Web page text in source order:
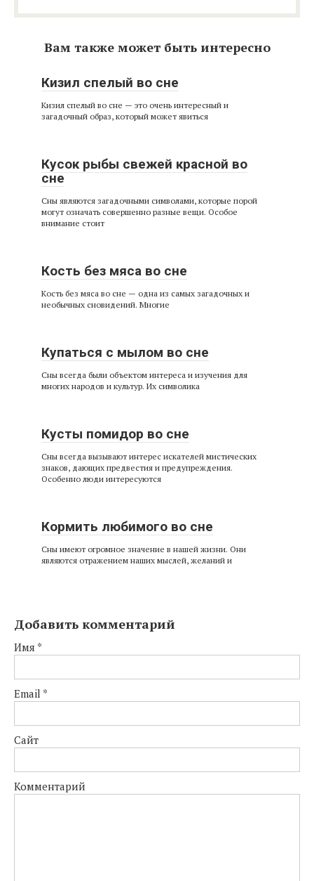
Вам также может быть интересно
Кизил спелый во сне
Кизил спелый во сне — это очень интересный и
загадочный образ, который может явиться
Кусок рыбы свежей красной во
сне
Сны являются загадочными символами, которые порой
могут означать совершенно разные вещи. Особое
внимание стоит
Кость без мяса во сне
Кость без мяса во сне — одна из самых загадочных и
необычных сновидений. Многие
Купаться с мылом во сне
Сны всегда были объектом интереса и изучения для
многих народов и культур. Их символика
Кусты помидор во сне
Сны всегда вызывают интерес искателей мистических
знаков, дающих предвестия и предупреждения.
Особенно люди интересуются
Кормить любимого во сне
Сны имеют огромное значение в нашей жизни. Они
являются отражением наших мыслей, желаний и
Добавить комментарий
Имя *
Email *
Сайт
Комментарий